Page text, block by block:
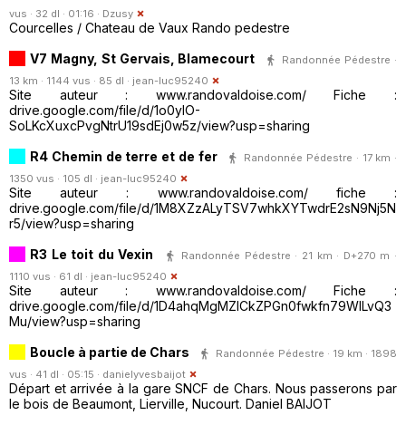
vus · 32 dl · 01:16 · Dzusy
Courcelles / Chateau de Vaux Rando pedestre
V7 Magny, St Gervais, Blamecourt
Randonnée Pédestre ·
13 km · 1144 vus · 85 dl · jean-luc95240
Site auteur : www.randovaldoise.com/ Fiche :
drive.google.com/file/d/1o0yIO-
SoLKcXuxcPvgNtrU19sdEj0w5z/view?usp=sharing
R4 Chemin de terre et de fer
Randonnée Pédestre · 17 km ·
1350 vus · 105 dl · jean-luc95240
Site auteur : www.randovaldoise.com/ fiche :
drive.google.com/file/d/1M8XZzALyTSV7whkXYTwdrE2sN9Nj5N
r5/view?usp=sharing
R3 Le toit du Vexin
Randonnée Pédestre · 21 km · D+270 m ·
1110 vus · 61 dl · jean-luc95240
Site auteur : www.randovaldoise.com/ Fiche :
drive.google.com/file/d/1D4ahqMgMZlCkZPGn0fwkfn79WlLvQ3
Mu/view?usp=sharing
Boucle à partie de Chars
Randonnée Pédestre · 19 km · 1898
vus · 41 dl · 05:15 · danielyvesbaijot
Départ et arrivée à la gare SNCF de Chars. Nous passerons par
le bois de Beaumont, Lierville, Nucourt. Daniel BAIJOT